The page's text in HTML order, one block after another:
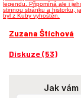
Zuzana Štíchová
Diskuze (53)
Jak